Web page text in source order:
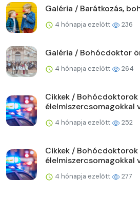
Galéria / Barátkozás,
4 hónapja ezelőtt 236
Galéria / Bohócdoktor
4 hónapja ezelőtt 264
Cikkek / Bohócdoktorok
élelmiszercsomagokkal
4 hónapja ezelőtt 252
Cikkek / Bohócdoktorok
élelmiszercsomagokkal
4 hónapja ezelőtt 277